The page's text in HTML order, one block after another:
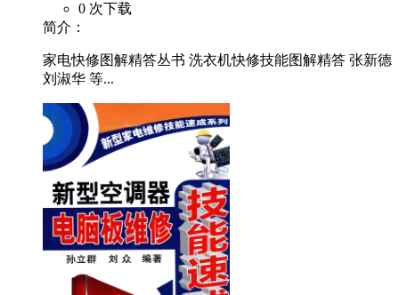
0 次下载
简介：
家电快修图解精答丛书 洗衣机快修技能图解精答 张新德
刘淑华 等...